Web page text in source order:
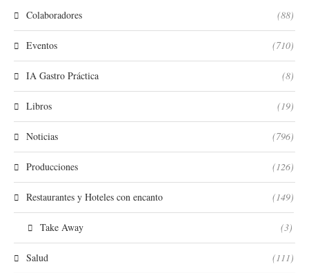
Colaboradores (88)
Eventos (710)
IA Gastro Práctica (8)
Libros (19)
Noticias (796)
Producciones (126)
Restaurantes y Hoteles con encanto (149)
Take Away (3)
Salud (111)